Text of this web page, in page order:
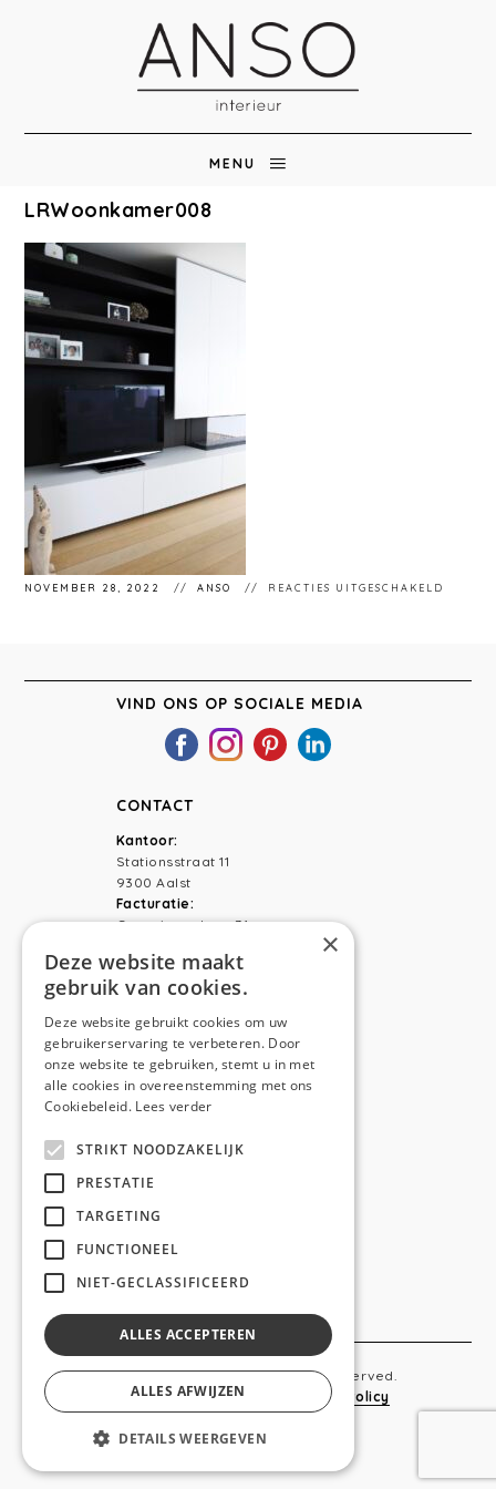
MENU
LRWoonkamer008
NOVEMBER 28, 2022 ANSO REACTIES UITGESCHAKELD
VIND ONS OP SOCIALE MEDIA
CONTACT
Kantoor:
Stationsstraat 11
9300 Aalst
Facturatie:
Capucienenlaan 31
Telefoon:0473 44 56 94
NAVIGATION
Home
Diensten
Realisaties
Copyright © 2019 Anso. All rights reserved.
Sitemap-Privacy Policy Cookie Policy
webdesigned by
×
Deze website maakt
gebruik van cookies.
Deze website gebruikt cookies om uw
gebruikerservaring te verbeteren. Door
onze website te gebruiken, stemt u in met
alle cookies in overeenstemming met ons
Cookiebeleid. Lees verder
STRIKT NOODZAKELIJK
PRESTATIE
TARGETING
FUNCTIONEEL
NIET-GECLASSIFICEERD
ALLES ACCEPTEREN
ALLES AFWIJZEN
DETAILS WEERGEVEN